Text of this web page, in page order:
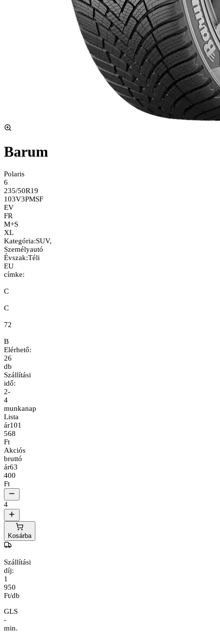
Barum
Polaris
6
235/50R19
103V3PMSF
EV
FR
M+S
XL
Kategória:SUV,
Személyautó
Évszak:Téli
EU
címke:
C
C
72
B
Elérhető:
26
db
Szállítási
idő:
2-
4
munkanap
Lista
ár101
568
Ft
Akciós
bruttó
ár63
400
Ft
4
Kosárba
Szállítási
díj:
1
950
Ft/db
GLS
-
min.